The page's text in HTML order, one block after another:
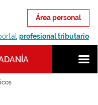
profesional tributario
Área personal